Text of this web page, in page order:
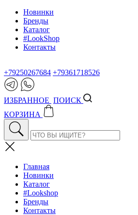
Новинки
Бренды
Каталог
#LookShop
Контакты
+79250267684 +79361718526
ИЗБРАННОЕ ПОИСК
КОРЗИНА
Главная
Новинки
Каталог
#Lookshop
Бренды
Контакты